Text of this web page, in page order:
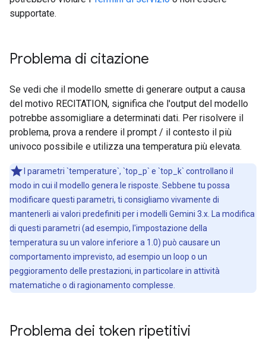
supportate.
Problema di citazione
Se vedi che il modello smette di generare output a causa
del motivo RECITATION, significa che l'output del modello
potrebbe assomigliare a determinati dati. Per risolvere il
problema, prova a rendere il prompt / il contesto il più
univoco possibile e utilizza una temperatura più elevata.
I parametri `temperature`, `top_p` e `top_k` controllano il
modo in cui il modello genera le risposte. Sebbene tu possa
modificare questi parametri, ti consigliamo vivamente di
mantenerli ai valori predefiniti per i modelli Gemini 3.x. La modifica
di questi parametri (ad esempio, l'impostazione della
temperatura su un valore inferiore a 1.0) può causare un
comportamento imprevisto, ad esempio un loop o un
peggioramento delle prestazioni, in particolare in attività
matematiche o di ragionamento complesse.
Problema dei token ripetitivi